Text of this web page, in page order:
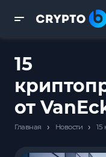
15
от
Главная › Новости › 15